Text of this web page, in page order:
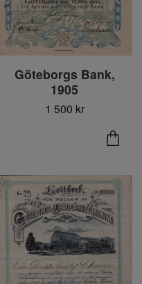
Göteborgs Bank,
1905
1 500 kr